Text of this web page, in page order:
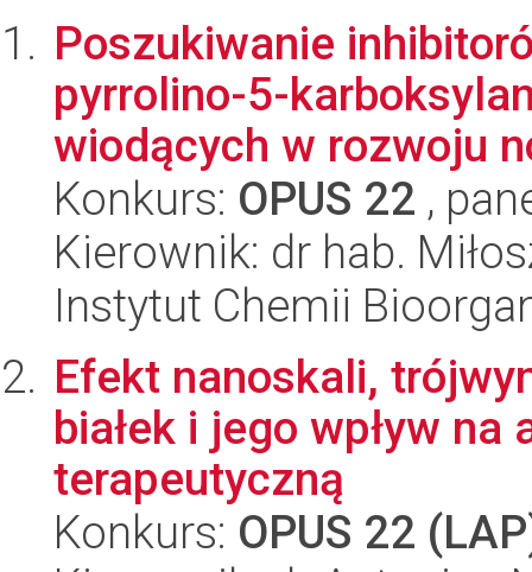
Poszukiwanie
pyrrolino-5-
wiodących w rozwoju
Konkurs: OPUS 22 ,
Kierownik: dr hab.
Instytut Chemii
Efekt nanoskali,
białek i jego wpływ
terapeutyczną
Konkurs: OPUS 22